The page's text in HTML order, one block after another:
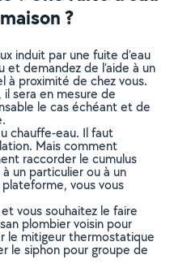
?
induit par une fuite d’eau
et demandez de l’aide à un
à proximité de chez vous.
sera en mesure de
le cas échéant et de
chauffe-eau. Il faut
Mais comment
raccorder le cumulus
un particulier ou à un
vous vous
vous souhaitez le faire
plombier voisin pour
le mitigeur thermostatique
le siphon pour groupe de